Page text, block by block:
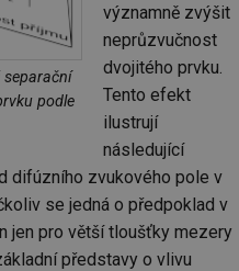
podle
významně zvýšit
neprůzvučnost
dvojitého prvku.
Tento efekt
ilustrují
následující
difúzního zvukového pole v
se jedná o předpoklad v
jen pro větší tloušťky mezery
představy o vlivu